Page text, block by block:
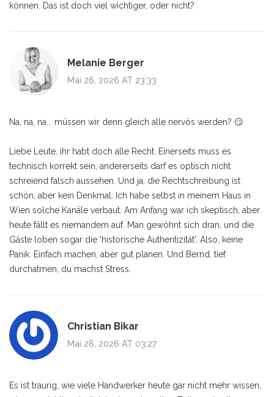
können. Das ist doch viel wichtiger, oder nicht?
Melanie Berger
Mai 26, 2026 AT 23:33
Na, na, na... müssen wir denn gleich alle nervös werden? 😏
Liebe Leute, ihr habt doch alle Recht. Einerseits muss es
technisch korrekt sein, andererseits darf es optisch nicht
schreiend falsch aussehen. Und ja, die Rechtschreibung ist
schön, aber kein Denkmal. Ich habe selbst in meinem Haus in
Wien solche Kanäle verbaut. Am Anfang war ich skeptisch, aber
heute fällt es niemandem auf. Man gewöhnt sich dran, und die
Gäste loben sogar die 'historische Authentizität'. Also, keine
Panik. Einfach machen, aber gut planen. Und Bernd, tief
durchatmen, du machst Stress.
Christian Bikar
Mai 28, 2026 AT 03:27
Es ist traurig, wie viele Handwerker heute gar nicht mehr wissen,